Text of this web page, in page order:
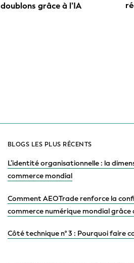
doublons grâce à l’IA
BLOGS LES PLUS RÉCENTS
# 22e article de la série « LEI
législation américaine : ce
# 21 dans la série de blogs LEI
numériques